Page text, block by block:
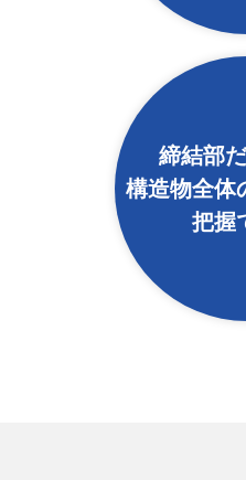
締結部
構造物全体
把握